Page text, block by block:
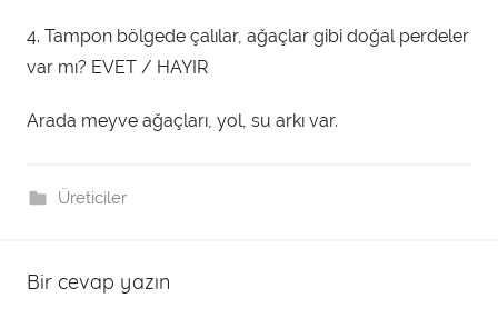
4. Tampon bölgede çalılar, ağaçlar gibi doğal perdeler
var mı? EVET / HAYIR
Arada meyve ağaçları, yol, su arkı var.
Üreticiler
Bir cevap yazın